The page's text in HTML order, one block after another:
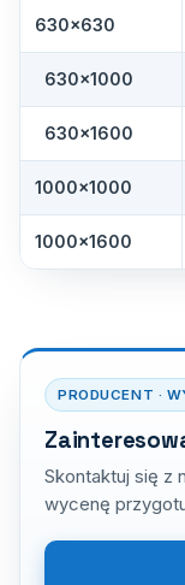
630×630
630×1000
630×1600
1000×1000
1000×1600
PRODUCENT ·
Skontaktuj się z
wycenę